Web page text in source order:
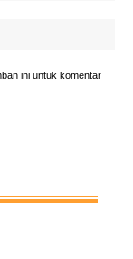
ini untuk komentar